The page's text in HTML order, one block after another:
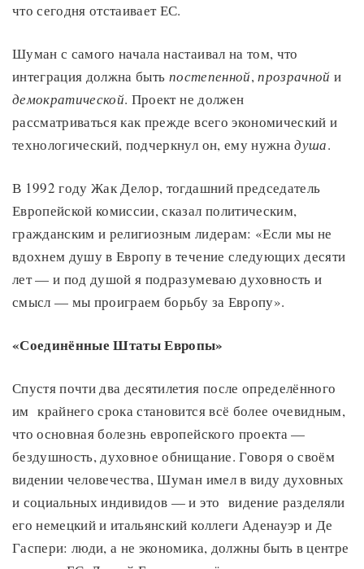
что сегодня отстаивает ЕС.
Шуман с самого начала настаивал на том, что
интеграция должна быть постепенной,прозрачной и
демократической. Проект не должен
рассматриваться как прежде всего экономический и
технологический, подчеркнул он, ему нужнадуша.
В 1992 году Жак Делор, тогдашний председатель
Европейской комиссии, сказал политическим,
гражданским и религиозным лидерам: «Если мы не
вдохнем душу в Европу в течение следующих десяти
лет — и под душой я подразумеваю духовность и
смысл — мы проиграем борьбу за Европу».
«Соединённые Штаты Европы»
Спустя почти два десятилетия после определённого
им крайнего срока становится всё более очевидным,
что основная болезнь европейского проекта —
бездушность, духовное обнищание. Говоря о своём
видении человечества, Шуман имел в виду духовных
и социальных индивидов — и это видение разделяли
его немецкий и итальянский коллеги Аденауэр и Де
Гаспери: люди, а не экономика, должны быть в центре